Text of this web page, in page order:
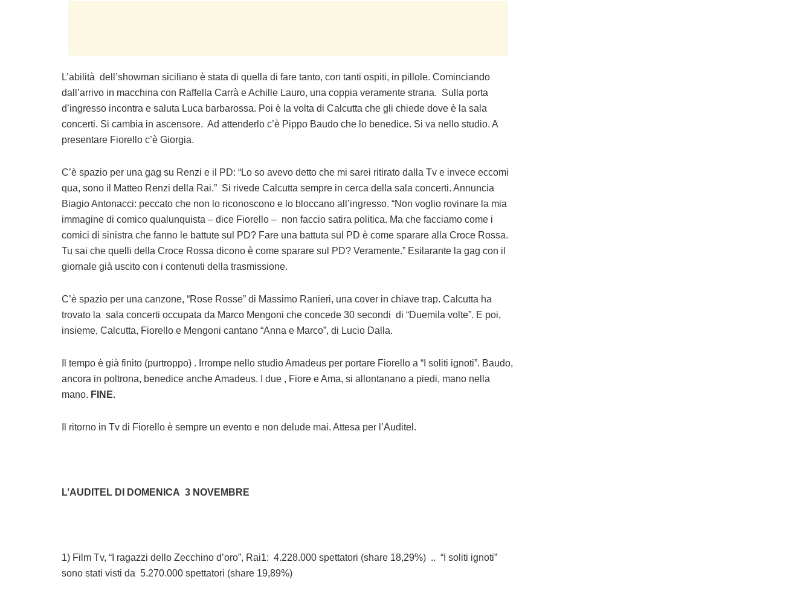
L’abilità dell’showman siciliano è stata di quella di fare tanto, con tanti ospiti, in pillole. Cominciando
dall’arrivo in macchina con Raffella Carrà e Achille Lauro, una coppia veramente strana. Sulla porta
d’ingresso incontra e saluta Luca barbarossa. Poi è la volta di Calcutta che gli chiede dove è la sala
concerti. Si cambia in ascensore. Ad attenderlo c’è Pippo Baudo che lo benedice. Si va nello studio. A
presentare Fiorello c’è Giorgia.
C’è spazio per una gag su Renzi e il PD: “Lo so avevo detto che mi sarei ritirato dalla Tv e invece eccomi
qua, sono il Matteo Renzi della Rai.” Si rivede Calcutta sempre in cerca della sala concerti. Annuncia
Biagio Antonacci: peccato che non lo riconoscono e lo bloccano all’ingresso. “Non voglio rovinare la mia
immagine di comico qualunquista – dice Fiorello – non faccio satira politica. Ma che facciamo come i
comici di sinistra che fanno le battute sul PD? Fare una battuta sul PD è come sparare alla Croce Rossa.
Tu sai che quelli della Croce Rossa dicono è come sparare sul PD? Veramente.” Esilarante la gag con il
giornale già uscito con i contenuti della trasmissione.
C’è spazio per una canzone, “Rose Rosse” di Massimo Ranieri, una cover in chiave trap. Calcutta ha
trovato la sala concerti occupata da Marco Mengoni che concede 30 secondi di “Duemila volte”. E poi,
insieme, Calcutta, Fiorello e Mengoni cantano “Anna e Marco”, di Lucio Dalla.
Il tempo è già finito (purtroppo) . Irrompe nello studio Amadeus per portare Fiorello a “I soliti ignoti”. Baudo,
ancora in poltrona, benedice anche Amadeus. I due , Fiore e Ama, si allontanano a piedi, mano nella
mano. FINE.
Il ritorno in Tv di Fiorello è sempre un evento e non delude mai. Attesa per l’Auditel.
L’AUDITEL DI DOMENICA 3 NOVEMBRE
1) Film Tv, “I ragazzi dello Zecchino d’oro”, Rai1: 4.228.000 spettatori (share 18,29%) .. “I soliti ignoti”
sono stati visti da 5.270.000 spettatori (share 19,89%)